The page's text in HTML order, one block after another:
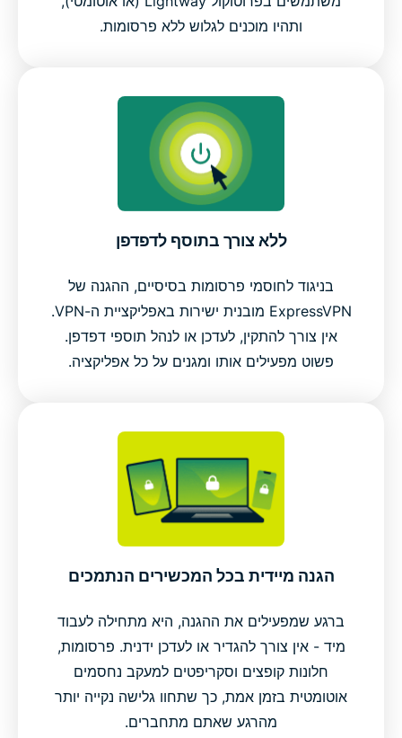
ותהיו מוכנים לגלוש ללא פרסומות.
ללא צורך בתוסף לדפדפן
בניגוד לחוסמי פרסומות בסיסיים, ההגנה של
ExpressVPN מובנית ישירות באפליקציית ה-VPN.
אין צורך להתקין, לעדכן או לנהל תוספי דפדפן.
פשוט מפעילים אותו ומגנים על כל אפליקציה.
הגנה מיידית בכל המכשירים הנתמכים
ברגע שמפעילים את ההגנה, היא מתחילה לעבוד
מיד - אין צורך להגדיר או לעדכן ידנית. פרסומות,
חלונות קופצים וסקריפטים למעקב נחסמים
אוטומטית בזמן אמת, כך שתחוו גלישה נקייה יותר
מהרגע שאתם מתחברים.